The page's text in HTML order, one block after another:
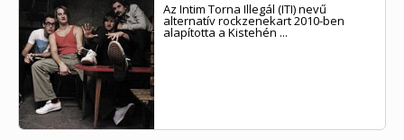
Az Intim Torna Illegál (ITI) nevű
alternatív rockzenekart 2010-ben
alapította a Kistehén ...